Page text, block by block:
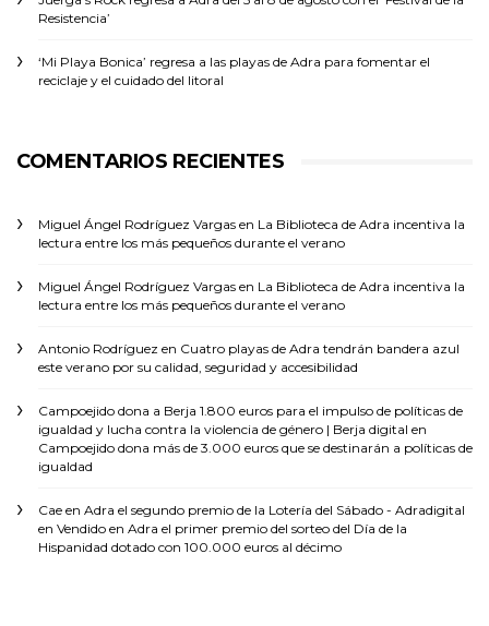
Resistencia’
‘Mi Playa Bonica’ regresa a las playas de Adra para fomentar el
reciclaje y el cuidado del litoral
COMENTARIOS RECIENTES
Miguel Ángel Rodríguez Vargas en La Biblioteca de Adra incentiva la
lectura entre los más pequeños durante el verano
Miguel Ángel Rodríguez Vargas en La Biblioteca de Adra incentiva la
lectura entre los más pequeños durante el verano
Antonio Rodríguez en Cuatro playas de Adra tendrán bandera azul
este verano por su calidad, seguridad y accesibilidad
Campoejido dona a Berja 1.800 euros para el impulso de políticas de
igualdad y lucha contra la violencia de género | Berja digital en
Campoejido dona más de 3.000 euros que se destinarán a políticas de
igualdad
Cae en Adra el segundo premio de la Lotería del Sábado - Adradigital
en Vendido en Adra el primer premio del sorteo del Día de la
Hispanidad dotado con 100.000 euros al décimo